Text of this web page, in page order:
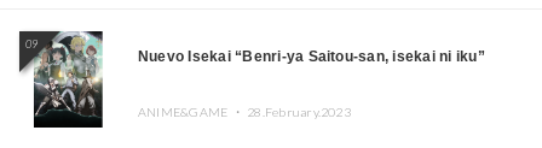
09
Nuevo Isekai “Benri-ya Saitou-san, isekai ni iku”
ANIME&GAME ・ 28.February.2023